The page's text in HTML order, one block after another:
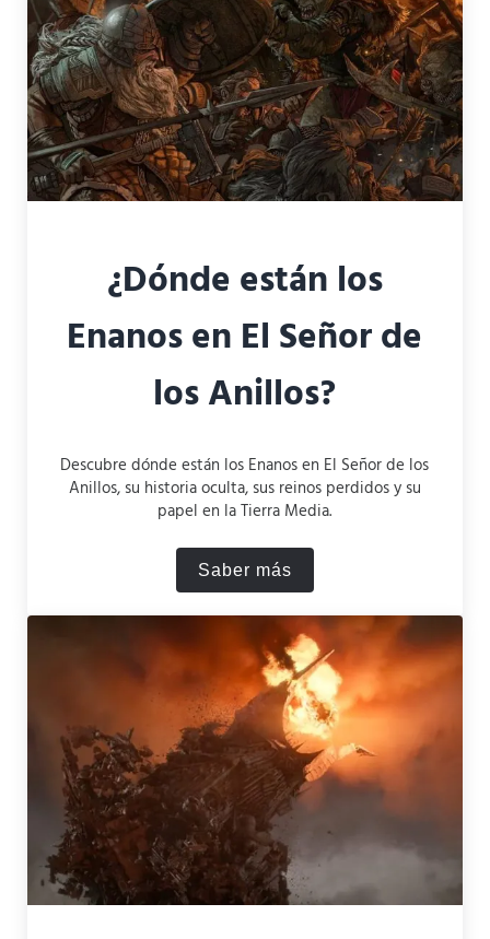
¿Dónde están los
Enanos en El Señor de
los Anillos?
Descubre dónde están los Enanos en El Señor de los
Anillos, su historia oculta, sus reinos perdidos y su
papel en la Tierra Media.
Saber más¿Dónde están los Enanos